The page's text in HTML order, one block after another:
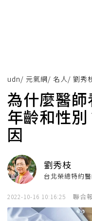
udn/ 元氣網/ 名人/ 劉秀
為什麼醫
年齡和性
因
劉秀枝
台北榮總特約
2022-10-16 10:16:25 聯合